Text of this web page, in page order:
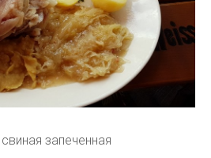
запеченная